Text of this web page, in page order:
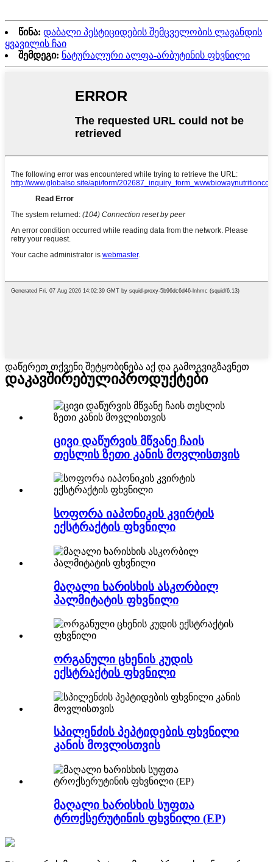
წინა: დაბალი პესტიციდების შემცველობის ლავანდის
ყვავილის ჩაი
შემდეგი: ნატურალური ალფა-არბუტინის ფხვნილი
დაწერეთ თქვენი შეტყობინება აქ და გამოგვიგზავნეთ
დაკავშირებულიპროდუქტები
ცივი დაწურვის მწვანე ჩაის
თესლის ზეთი კანის მოვლისთვის
სოფორა იაპონიკის კვირტის
ექსტრაქტის ფხვნილი
მაღალი ხარისხის ასკორბილ
პალმიტატის ფხვნილი
ორგანული ცხენის კუდის
ექსტრაქტის ფხვნილი
სპილენძის პეპტიდების ფხვნილი
კანის მოვლისთვის
მაღალი ხარისხის სუფთა
ტროქსერუტინის ფხვნილი (EP)